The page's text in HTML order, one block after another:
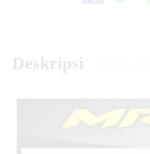
Deskripsi